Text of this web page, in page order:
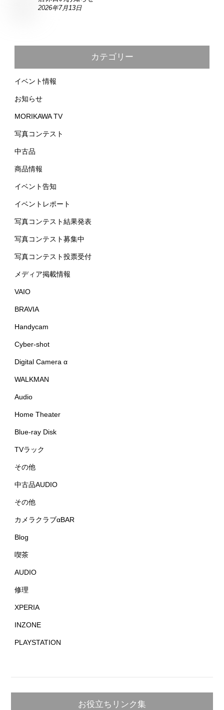
2026年7月13日
カテゴリー
イベント情報
お知らせ
MORIKAWA TV
写真コンテスト
中古品
商品情報
イベント告知
イベントレポート
写真コンテスト結果発表
写真コンテスト募集中
写真コンテスト投票受付
メディア掲載情報
VAIO
BRAVIA
Handycam
Cyber-shot
Digital Camera α
WALKMAN
Audio
Home Theater
Blue-ray Disk
TVラック
その他
中古品AUDIO
その他
カメラクラブαBAR
Blog
喫茶
AUDIO
修理
XPERIA
INZONE
PLAYSTATION
お役立ちリンク集